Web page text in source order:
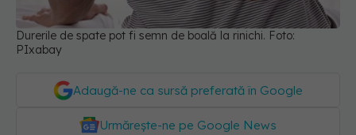
Durerile de spate pot fi semn de boală la rinichi. Foto:
PIxabay
Adaugă-ne ca sursă preferată în Google
Urmărește-ne pe Google News